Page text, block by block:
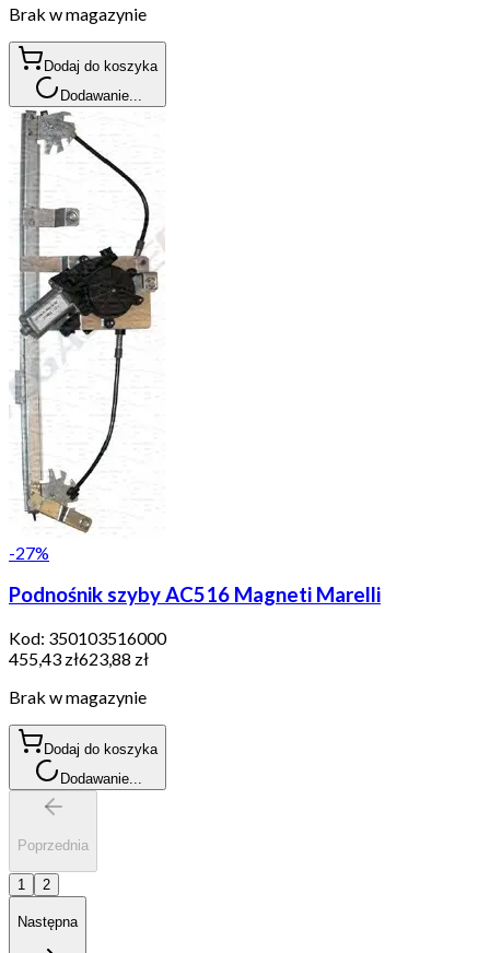
Brak w magazynie
Dodaj do koszyka
Dodawanie...
-27%
Podnośnik szyby AC516 Magneti Marelli
Kod: 350103516000
455,43 zł623,88 zł
Brak w magazynie
Dodaj do koszyka
Dodawanie...
Poprzednia
1 2
Następna